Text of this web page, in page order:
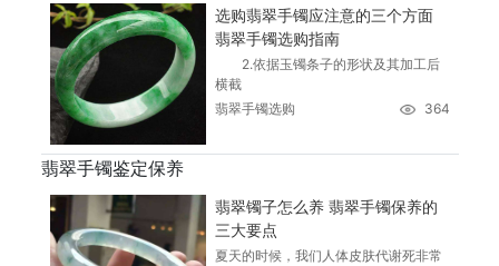
选购翡翠手镯应注意的三个方面
翡翠手镯选购指南
2.依据玉镯条子的形状及其加工后
横截
翡翠手镯选购
364
翡翠手镯鉴定保养
翡翠镯子怎么养 翡翠手镯保养的
三大要点
夏天的时候，我们人体皮肤代谢死非常